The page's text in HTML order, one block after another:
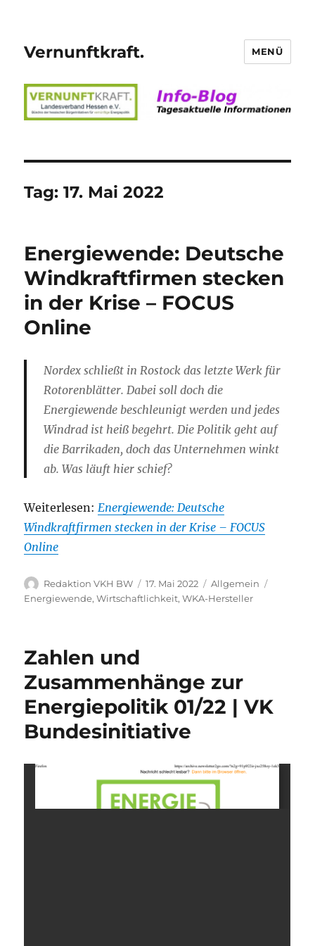
Vernunftkraft. MENÜ
Tag:17. Mai 2022
Energiewende: Deutsche
Windkraftfirmen stecken
in der Krise – FOCUS
Online
Nordex schließt in Rostock das letzte Werk für
Rotorenblätter. Dabei soll doch die
Energiewende beschleunigt werden und jedes
Windrad ist heiß begehrt. Die Politik geht auf
die Barrikaden, doch das Unternehmen winkt
ab. Was läuft hier schief?
Weiterlesen: Energiewende: Deutsche
Windkraftfirmen stecken in der Krise – FOCUS
Online
Autor
Redaktion VKH BW
Veröffentlicht
am
17. Mai 2022 Kategorien
Allgemein
Energiewende,Wirtschaftlichkeit,WKA-Hersteller
Zahlen und
Zusammenhänge zur
Energiepolitik 01/22 | VK
Bundesinitiative